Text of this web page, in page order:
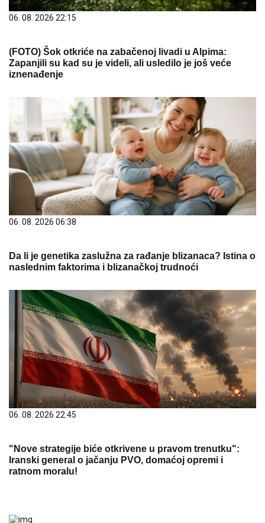
06. 08. 2026 22:15
(FOTO) Šok otkriće na zabačenoj livadi u Alpima:
Zapanjili su kad su je videli, ali usledilo je još veće
iznenađenje
06. 08. 2026 06:38
Da li je genetika zaslužna za rađanje blizanaca? Istina o
naslednim faktorima i blizanačkoj trudnoći
06. 08. 2026 22:45
"Nove strategije biće otkrivene u pravom trenutku":
Iranski general o jačanju PVO, domaćoj opremi i
ratnom moralu!